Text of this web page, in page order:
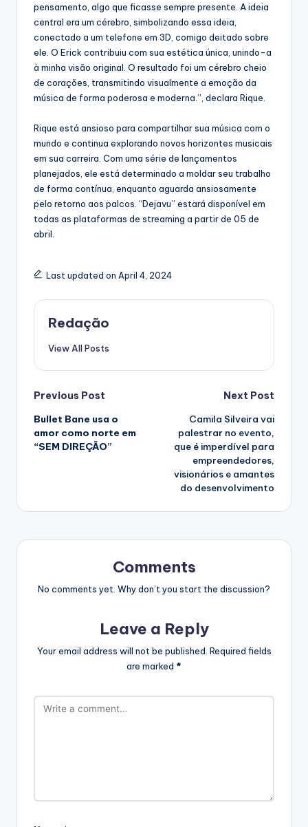
pensamento, algo que ficasse sempre presente. A ideia
central era um cérebro, simbolizando essa ideia,
conectado a um telefone em 3D, comigo deitado sobre
ele. O Erick contribuiu com sua estética única, unindo-a
à minha visão original. O resultado foi um cérebro cheio
de corações, transmitindo visualmente a emoção da
música de forma poderosa e moderna.”, declara Rique.
Rique está ansioso para compartilhar sua música com o
mundo e continua explorando novos horizontes musicais
em sua carreira. Com uma série de lançamentos
planejados, ele está determinado a moldar seu trabalho
de forma contínua, enquanto aguarda ansiosamente
pelo retorno aos palcos. “Dejavu” estará disponível em
todas as plataformas de streaming a partir de 05 de
abril.
Last updated on April 4, 2024
Redação
View All Posts
Post
navigation
Previous Post
Bullet Bane usa o
amor como norte em
“SEM DIREÇÃO”
Next Post
Camila Silveira vai
palestrar no evento,
que é imperdível para
empreendedores,
visionários e amantes
do desenvolvimento
Comments
No comments yet. Why don’t you start the discussion?
Leave a Reply
Your email address will not be published. Required fields
are marked *